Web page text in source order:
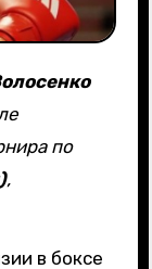
по
,
в боксе